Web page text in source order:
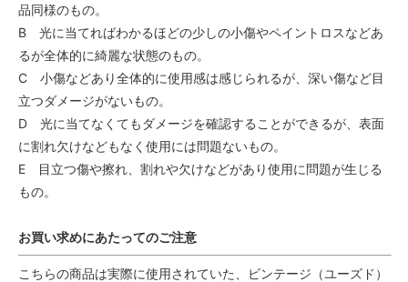
品同様のもの。
B 光に当てればわかるほどの少しの小傷やペイントロスなどあ
るが全体的に綺麗な状態のもの。
C 小傷などあり全体的に使用感は感じられるが、深い傷など目
立つダメージがないもの。
D 光に当てなくてもダメージを確認することができるが、表面
に割れ欠けなどもなく使用には問題ないもの。
E 目立つ傷や擦れ、割れや欠けなどがあり使用に問題が生じる
もの。
お買い求めにあたってのご注意
こちらの商品は実際に使用されていた、ビンテージ（ユーズド）